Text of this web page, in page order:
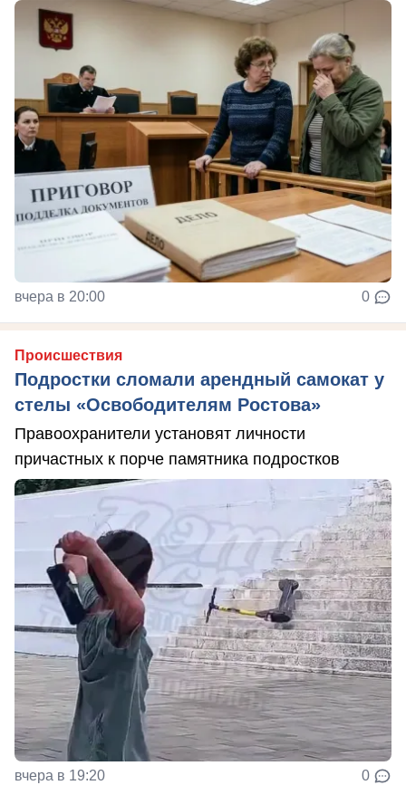
вчера в 20:00 0
Происшествия
Подростки сломали арендный самокат у
стелы «Освободителям Ростова»
Правоохранители установят личности
причастных к порче памятника подростков
вчера в 19:20 0